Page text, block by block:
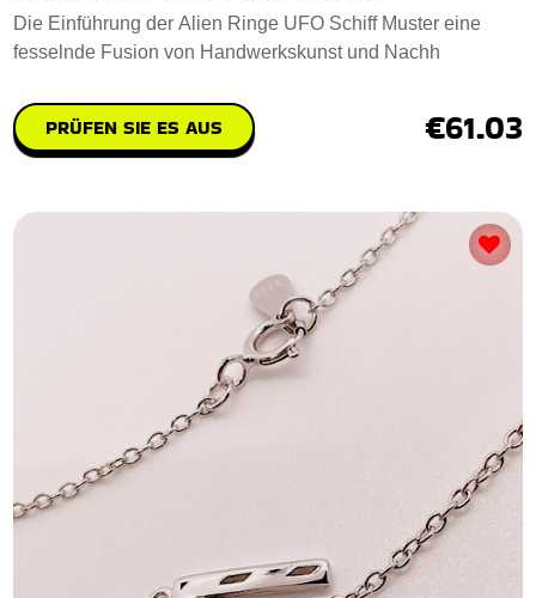
Die Einführung der Alien Ringe UFO Schiff Muster eine
fesselnde Fusion von Handwerkskunst und Nachh
PRÜFEN SIE ES AUS €61.03